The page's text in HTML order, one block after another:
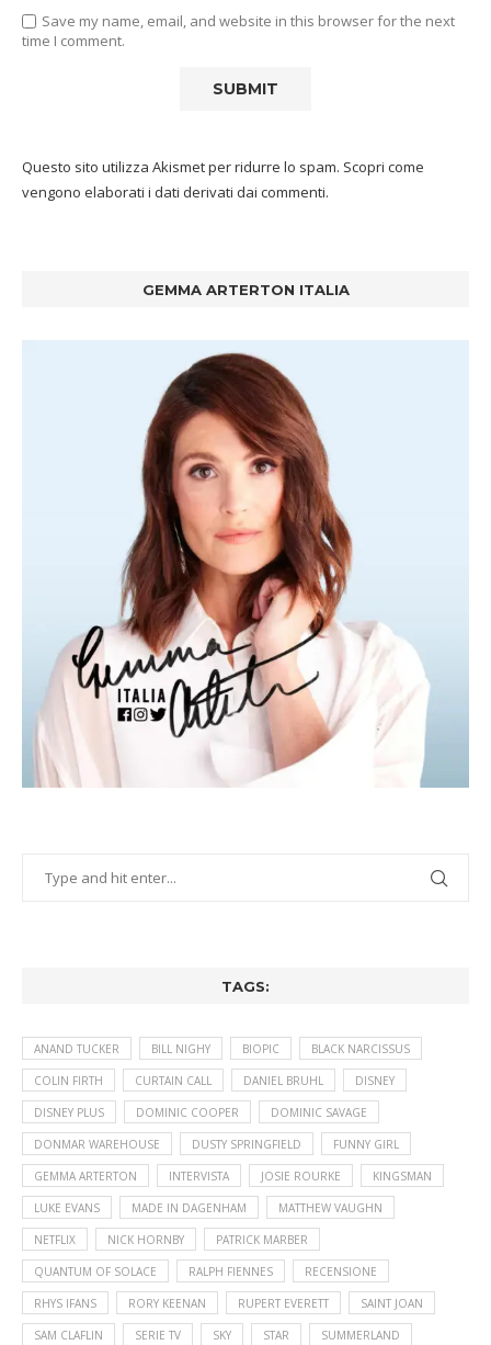
Save my name, email, and website in this browser for the next
time I comment.
Questo sito utilizza Akismet per ridurre lo spam. Scopri come
vengono elaborati i dati derivati dai commenti.
GEMMA ARTERTON ITALIA
TAGS:
ANAND TUCKER BILL NIGHY BIOPIC BLACK NARCISSUS
COLIN FIRTH CURTAIN CALL DANIEL BRUHL DISNEY
DISNEY PLUS DOMINIC COOPER DOMINIC SAVAGE
DONMAR WAREHOUSE DUSTY SPRINGFIELD FUNNY GIRL
GEMMA ARTERTON INTERVISTA JOSIE ROURKE KINGSMAN
LUKE EVANS MADE IN DAGENHAM MATTHEW VAUGHN
NETFLIX NICK HORNBY PATRICK MARBER
QUANTUM OF SOLACE RALPH FIENNES RECENSIONE
RHYS IFANS RORY KEENAN RUPERT EVERETT SAINT JOAN
SAM CLAFLIN SERIE TV SKY STAR SUMMERLAND